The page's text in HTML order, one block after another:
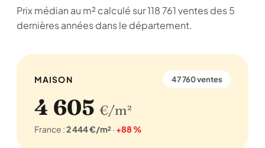
Prix médian au m² calculé sur 118 761 ventes des 5
dernières années dans le département.
MAISON 47 760 ventes
4 605 €/m²
France :2 444 €/m²· +88 %